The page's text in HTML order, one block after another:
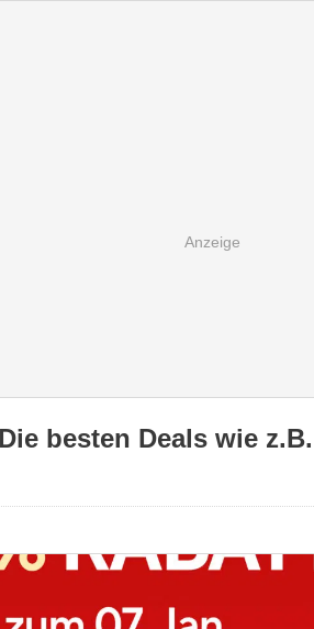
besten Deals wie z.B.